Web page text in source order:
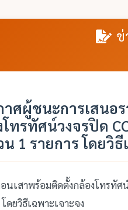
ข่
าศผู้ชนะการเสนอ
ทรทัศน์วงจรปิด
1 รายการ โดยวิธี
อนเสาพร้อมติดตั้งกล้องโทรทั
ดยวิธีเฉพาะเจาะจง